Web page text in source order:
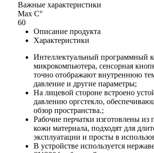
Важные характеристики
Max С°
60
Описание продукта
Характеристики
Интеллектуальный программный
микрокомпьютера, сенсорная
точно отображают внутреннюю
давление и другие параметры;
На лицевой стороне встроено
давлению оргстекло,
обзор пространства.;
Рабочие перчатки изготовлены из
кожи материала, подходят для
эксплуатации и просты в
В устройстве используется